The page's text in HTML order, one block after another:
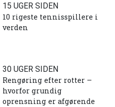
15 UGER SIDEN
10 rigeste tennisspillere i
verden
30 UGER SIDEN
Rengøring efter rotter –
hvorfor grundig
oprensning er afgørende